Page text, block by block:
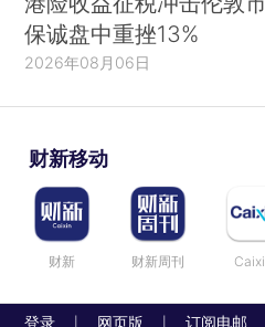
保诚盘中重挫13%
2026年08月06日
财新移动
财新 财新周刊
登录 网页版 订阅电邮